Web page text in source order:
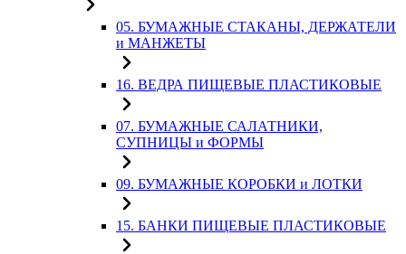
05. БУМАЖНЫЕ СТАКАНЫ, ДЕРЖАТЕЛИ
и МАНЖЕТЫ
16. ВЕДРА ПИЩЕВЫЕ ПЛАСТИКОВЫЕ
07. БУМАЖНЫЕ САЛАТНИКИ,
СУПНИЦЫ и ФОРМЫ
09. БУМАЖНЫЕ КОРОБКИ и ЛОТКИ
15. БАНКИ ПИЩЕВЫЕ ПЛАСТИКОВЫЕ